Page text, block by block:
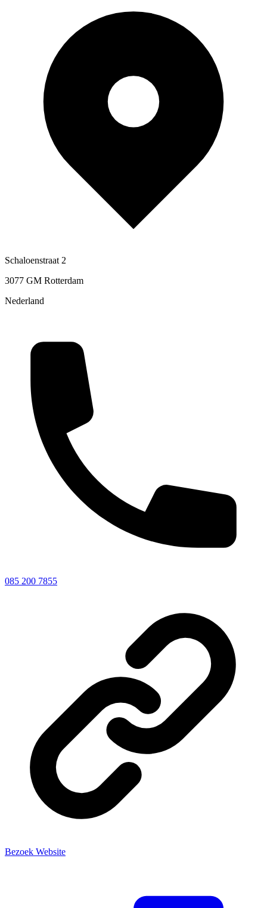
Schaloenstraat 2
3077 GM Rotterdam
Nederland
085 200 7855
Bezoek Website